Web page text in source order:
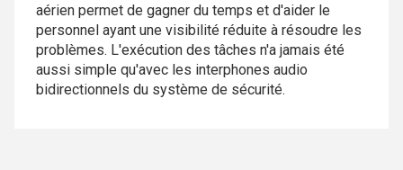
aérien permet de gagner du temps et d'aider le
personnel ayant une visibilité réduite à résoudre les
problèmes. L'exécution des tâches n'a jamais été
aussi simple qu'avec les interphones audio
bidirectionnels du système de sécurité.